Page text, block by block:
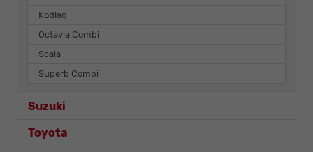
Kodiaq
Octavia Combi
Scala
Superb Combi
Suzuki
Toyota